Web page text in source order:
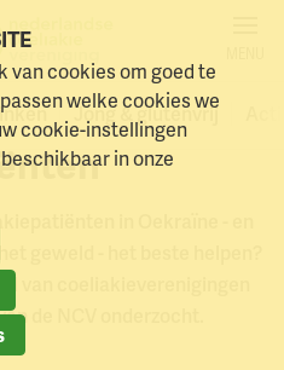
Jong & glutenvrij
voor
in Oekraïne - en
geweld - het beste helpen?
van coeliakieverenigingen
de NCV onderzocht.
van cookies om goed te
welke cookies we
cookie-instellingen
in onze